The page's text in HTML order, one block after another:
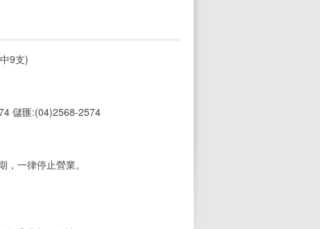
9支)
儲匯:(04)2568-2574
，一律停止營業。